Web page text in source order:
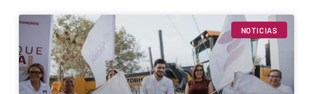
NOTICIAS